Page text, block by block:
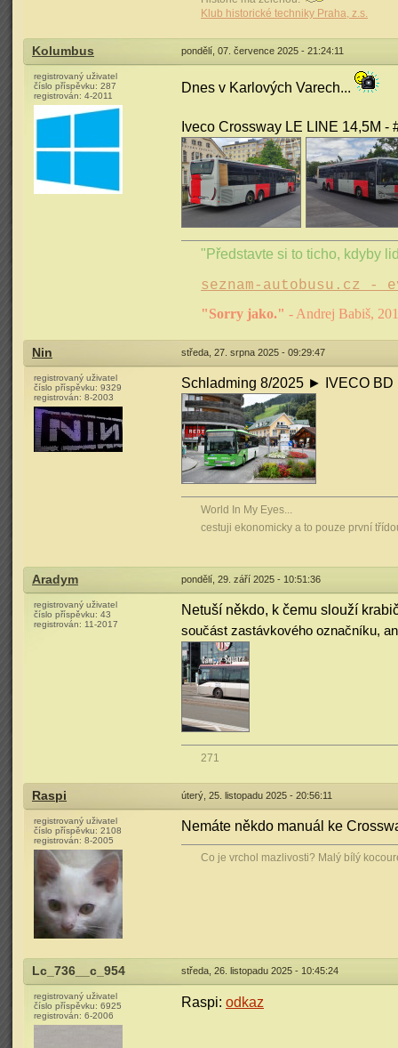
Klub historické techniky Praha, z.s.
Kolumbus pondělí, 07. července 2025 - 21:24:11
registrovaný uživatel
číslo příspěvku: 287
registrován: 4-2011
Dnes v Karlových Varech...
Iveco Crossway LE LINE 14,5M -
"Představte si to ticho, kdyby
seznam-autobusu.cz -
"Sorry jako." - Andrej Babiš,
Nin středa, 27. srpna 2025 - 09:29:47
registrovaný uživatel
číslo příspěvku: 9329
registrován: 8-2003
Schladming 8/2025 ► IVECO BD
World In My Eyes...
cestuji ekonomicky a to pouze první
Aradym pondělí, 29. září 2025 - 10:51:36
registrovaný uživatel
číslo příspěvku: 43
registrován: 11-2017
Netuší někdo, k čemu slouží
součást zastávkového označníku,
271
Raspi úterý, 25. listopadu 2025 - 20:56:11
registrovaný uživatel
číslo příspěvku: 2108
registrován: 8-2005
Nemáte někdo manuál ke
Co je vrchol mazlivosti? Malý bílý
Lc_736__c_954 středa, 26. listopadu 2025 - 10:45:24
registrovaný uživatel
číslo příspěvku: 6925
registrován: 6-2006
Raspi: odkaz